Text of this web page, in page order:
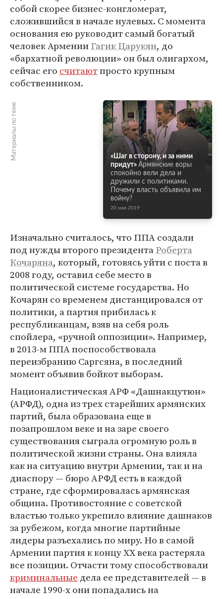
собой скорее бизнес-конгломерат,
сложившийся в начале нулевых. С момента
основания ею руководит самый богатый
человек АрменииГагик Царукян, до
«бархатной революции» он был олигархом,
сейчас его считаютпросто крупным
собственником.
Материалы по теме
«Шаг в сторону, и за ними
придут» Армянские воры
спокойно вели дела и
дружили с политиками.
Почему власть объявила им
войну?
20 мая 2019
Изначально считалось, что ППА создали
под нужды второго президентаРоберта
Кочаряна, который, готовясь уйти с поста в
2008 году, оставил себе место в
политической системе государства. Но
Кочарян со временем дистанцировался от
политики, а партия прибилась к
республиканцам, взяв на себя роль
спойлера, «ручной оппозиции». Например,
в 2013-м ППА поспособствовала
переизбранию Саргсяна, в последний
момент объявив бойкот выборам.
Националистическая АРФ «Дашнакцутюн»
(АРФД), одна из трех старейших армянских
партий, была образована еще в
позапрошлом веке и на заре своего
существования сыграла огромную роль в
политической жизни страны. Она влияла
как на ситуацию внутри Армении, так и на
диаспору — бюро АРФД есть в каждой
стране, где сформировалась армянская
община. Противостояние с советской
властью только укрепило влияние дашнаков
за рубежом, когда многие партийные
лидеры разъехались по миру. Но в самой
Армении партия к концу XX века растеряла
все позиции. Отчасти тому способствовали
криминальные дела ее представителей — в
начале 1990-х они попадались на